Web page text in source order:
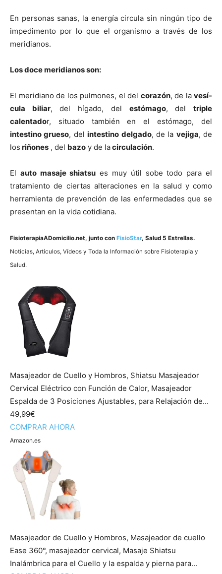
En personas sanas, la energí­a circula sin ningún tipo de
impedimento por lo que el organismo a través de los
meridianos.
Los doce meridianos son:
El meridiano de los pulmones, el del corazón, de la vesí­
cula biliar, del hí­gado, del estómago, deltriple
calentador, situado también en el estómago, del
intestino grueso, delintestino delgado, de la vejiga, de
los riñones , del bazo y de lacirculación.
El auto masaje shiatsu es muy útil sobe todo para el
tratamiento de ciertas alteraciones en la salud y como
herramienta de prevención de las enfermedades que se
presentan en la vida cotidiana.
FisioterapiaADomicilio.net, junto con FisioStar, Salud 5 Estrellas.
Noticias, Artí­culos, Ví­deos y Toda la Información sobre Fisioterapia y
Salud.
Masajeador de Cuello y Hombros, Shiatsu Masajeador
Cervical Eléctrico con Función de Calor, Masajeador
Espalda de 3 Posiciones Ajustables, para Relajación de...
49,99€
COMPRAR AHORA
Amazon.es
Masajeador de Cuello y Hombros, Masajeador de cuello
Ease 360°, masajeador cervical, Masaje Shiatsu
Inalámbrica para el Cuello y la espalda y pierna para...